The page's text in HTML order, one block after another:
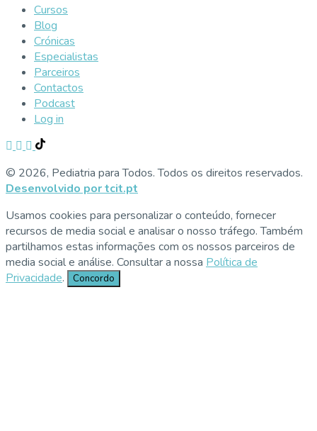
Cursos
Blog
Crónicas
Especialistas
Parceiros
Contactos
Podcast
Log in
© 2026, Pediatria para Todos. Todos os direitos reservados.
Desenvolvido por tcit.pt
Usamos cookies para personalizar o conteúdo, fornecer
recursos de media social e analisar o nosso tráfego. Também
partilhamos estas informações com os nossos parceiros de
media social e análise. Consultar a nossa Política de
Privacidade. Concordo